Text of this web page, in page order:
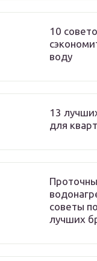
10
воду
13
для
советы
лучших